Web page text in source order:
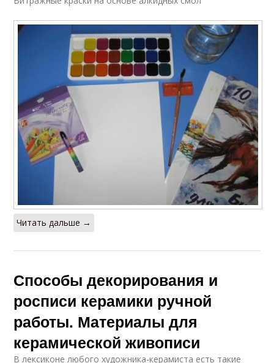
Читать дальше →
Способы декорирования и
росписи керамики ручной
работы. Материалы для
керамической живописи
В лексиконе любого художника-керамиста есть такие